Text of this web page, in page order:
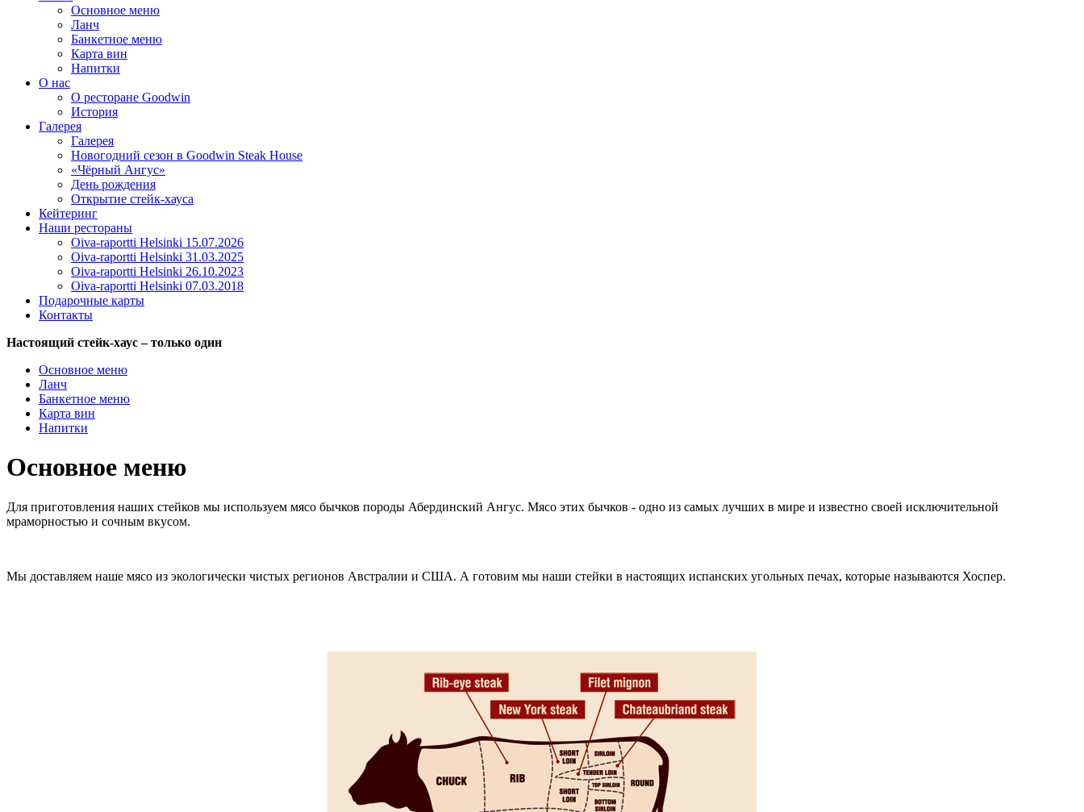
Основное меню
Ланч
Банкетное меню
Карта вин
Напитки
О нас
О ресторане Goodwin
История
Галерея
Галерея
Новогодний сезон в Goodwin Steak House
«Чёрный Ангус»
День рождения
Открытие стейк-хауса
Кейтеринг
Наши рестораны
Oiva-raportti Helsinki 15.07.2026
Oiva-raportti Helsinki 31.03.2025
Oiva-raportti Helsinki 26.10.2023
Oiva-raportti Helsinki 07.03.2018
Подарочные карты
Контакты
Настоящий стейк-хаус – только один
Основное меню
Ланч
Банкетное меню
Карта вин
Напитки
Основное меню
Для приготовления наших стейков мы используем мясо бычков породы Абердинский Ангус. Мясо этих бычков - одно из самых лучших в мире и известно своей исключительной
мраморностью и сочным вкусом.
Мы доставляем наше мясо из экологически чистых регионов Австралии и США. А готовим мы наши стейки в настоящих испанских угольных печах, которые называются Хоспер.